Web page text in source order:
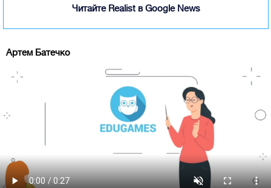
Читайте Realist в Google News
Артем Батечко